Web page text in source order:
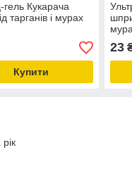
Кукарача
тарганів і мурах
Купити
23